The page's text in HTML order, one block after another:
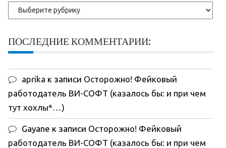
Рубрики
ПОСЛЕДНИЕ КОММЕНТАРИИ:
aprika к записи Осторожно! Фейковый
работодатель ВИ-СОФТ (казалось бы: и при чем
тут хохлы*…)
Gayane к записи Осторожно! Фейковый
работодатель ВИ-СОФТ (казалось бы: и при чем